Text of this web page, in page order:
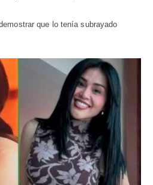
que lo tenía subrayado